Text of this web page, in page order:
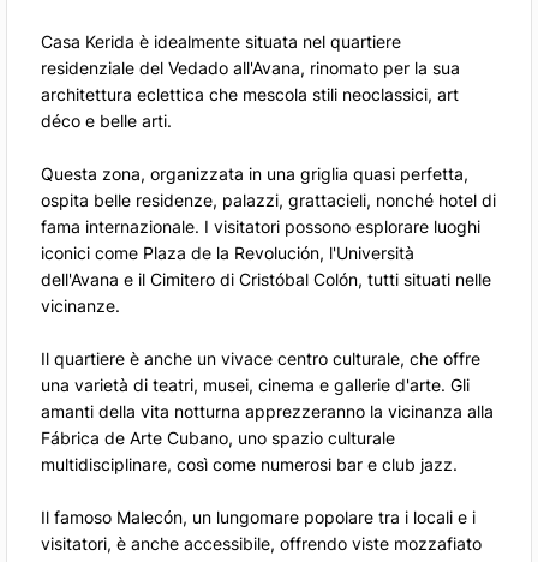
Casa Kerida è idealmente situata nel quartiere
residenziale del Vedado all'Avana, rinomato per la sua
architettura eclettica che mescola stili neoclassici, art
déco e belle arti.
Questa zona, organizzata in una griglia quasi perfetta,
ospita belle residenze, palazzi, grattacieli, nonché hotel di
fama internazionale. I visitatori possono esplorare luoghi
iconici come Plaza de la Revolución, l'Università
dell'Avana e il Cimitero di Cristóbal Colón, tutti situati nelle
vicinanze.
Il quartiere è anche un vivace centro culturale, che offre
una varietà di teatri, musei, cinema e gallerie d'arte. Gli
amanti della vita notturna apprezzeranno la vicinanza alla
Fábrica de Arte Cubano, uno spazio culturale
multidisciplinare, così come numerosi bar e club jazz.
Il famoso Malecón, un lungomare popolare tra i locali e i
visitatori, è anche accessibile, offrendo viste mozzafiato